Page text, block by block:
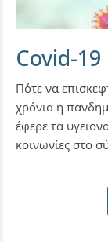
Covid-19
Πότε να
χρόνια η
έφερε τα
κοινωνίες στο